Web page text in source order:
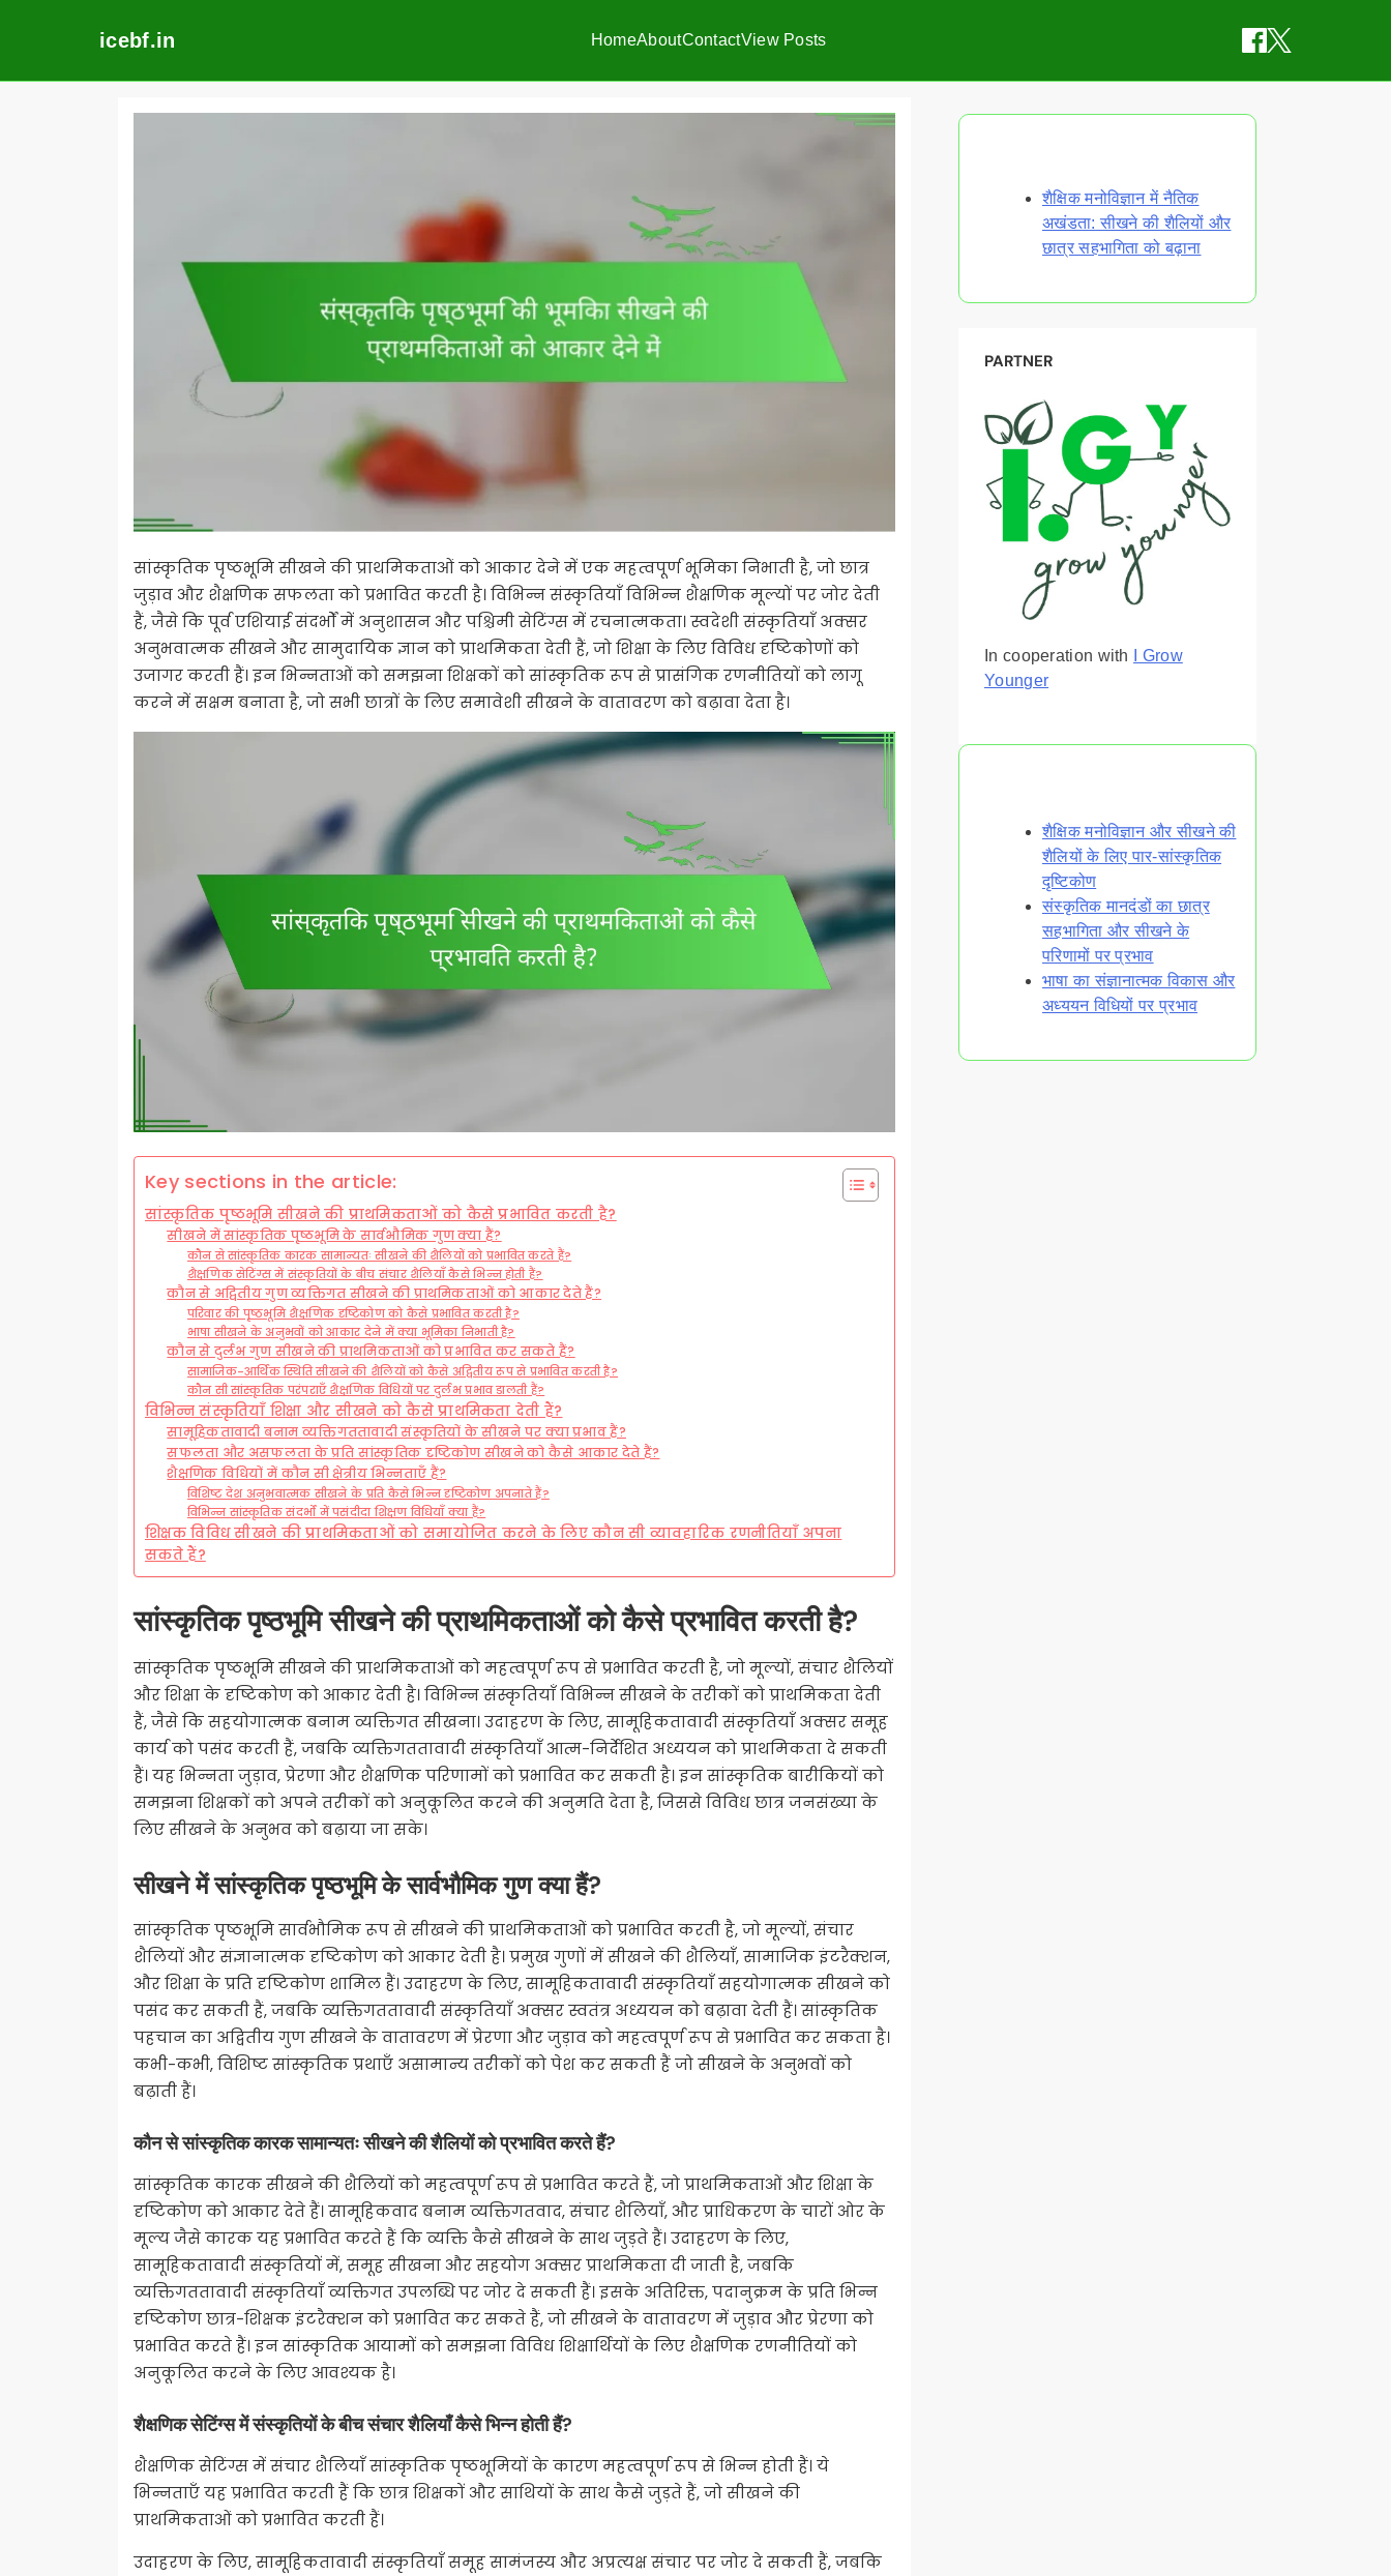
icebf.in HomeAboutContactView Posts
सांस्कृतिक पृष्ठभूमि सीखने की प्राथमिकताओं को आकार देने में एक महत्वपूर्ण भूमिका निभाती है, जो छात्र
जुड़ाव और शैक्षणिक सफलता को प्रभावित करती है। विभिन्न संस्कृतियाँ विभिन्न शैक्षणिक मूल्यों पर जोर देती
हैं, जैसे कि पूर्व एशियाई संदर्भों में अनुशासन और पश्चिमी सेटिंग्स में रचनात्मकता। स्वदेशी संस्कृतियाँ अक्सर
अनुभवात्मक सीखने और सामुदायिक ज्ञान को प्राथमिकता देती हैं, जो शिक्षा के लिए विविध दृष्टिकोणों को
उजागर करती हैं। इन भिन्नताओं को समझना शिक्षकों को सांस्कृतिक रूप से प्रासंगिक रणनीतियों को लागू
करने में सक्षम बनाता है, जो सभी छात्रों के लिए समावेशी सीखने के वातावरण को बढ़ावा देता है।
Key sections in the article:
सांस्कृतिक पृष्ठभूमि सीखने की प्राथमिकताओं को कैसे प्रभावित करती है?
सीखने में सांस्कृतिक पृष्ठभूमि के सार्वभौमिक गुण क्या हैं?
कौन से सांस्कृतिक कारक सामान्यतः सीखने की शैलियों को प्रभावित करते हैं?
शैक्षणिक सेटिंग्स में संस्कृतियों के बीच संचार शैलियाँ कैसे भिन्न होती हैं?
कौन से अद्वितीय गुण व्यक्तिगत सीखने की प्राथमिकताओं को आकार देते हैं?
परिवार की पृष्ठभूमि शैक्षणिक दृष्टिकोण को कैसे प्रभावित करती है?
भाषा सीखने के अनुभवों को आकार देने में क्या भूमिका निभाती है?
कौन से दुर्लभ गुण सीखने की प्राथमिकताओं को प्रभावित कर सकते हैं?
सामाजिक-आर्थिक स्थिति सीखने की शैलियों को कैसे अद्वितीय रूप से प्रभावित करती है?
कौन सी सांस्कृतिक परंपराएँ शैक्षणिक विधियों पर दुर्लभ प्रभाव डालती हैं?
विभिन्न संस्कृतियाँ शिक्षा और सीखने को कैसे प्राथमिकता देती हैं?
सामूहिकतावादी बनाम व्यक्तिगततावादी संस्कृतियों के सीखने पर क्या प्रभाव हैं?
सफलता और असफलता के प्रति सांस्कृतिक दृष्टिकोण सीखने को कैसे आकार देते हैं?
शैक्षणिक विधियों में कौन सी क्षेत्रीय भिन्नताएँ हैं?
विशिष्ट देश अनुभवात्मक सीखने के प्रति कैसे भिन्न दृष्टिकोण अपनाते हैं?
विभिन्न सांस्कृतिक संदर्भों में पसंदीदा शिक्षण विधियाँ क्या हैं?
शिक्षक विविध सीखने की प्राथमिकताओं को समायोजित करने के लिए कौन सी व्यावहारिक रणनीतियाँ अपना
सकते हैं?
सांस्कृतिक पृष्ठभूमि सीखने की प्राथमिकताओं को कैसे प्रभावित करती है?
सांस्कृतिक पृष्ठभूमि सीखने की प्राथमिकताओं को महत्वपूर्ण रूप से प्रभावित करती है, जो मूल्यों, संचार शैलियों
और शिक्षा के दृष्टिकोण को आकार देती है। विभिन्न संस्कृतियाँ विभिन्न सीखने के तरीकों को प्राथमिकता देती
हैं, जैसे कि सहयोगात्मक बनाम व्यक्तिगत सीखना। उदाहरण के लिए, सामूहिकतावादी संस्कृतियाँ अक्सर समूह
कार्य को पसंद करती हैं, जबकि व्यक्तिगततावादी संस्कृतियाँ आत्म-निर्देशित अध्ययन को प्राथमिकता दे सकती
हैं। यह भिन्नता जुड़ाव, प्रेरणा और शैक्षणिक परिणामों को प्रभावित कर सकती है। इन सांस्कृतिक बारीकियों को
समझना शिक्षकों को अपने तरीकों को अनुकूलित करने की अनुमति देता है, जिससे विविध छात्र जनसंख्या के
लिए सीखने के अनुभव को बढ़ाया जा सके।
सीखने में सांस्कृतिक पृष्ठभूमि के सार्वभौमिक गुण क्या हैं?
सांस्कृतिक पृष्ठभूमि सार्वभौमिक रूप से सीखने की प्राथमिकताओं को प्रभावित करती है, जो मूल्यों, संचार
शैलियों और संज्ञानात्मक दृष्टिकोण को आकार देती है। प्रमुख गुणों में सीखने की शैलियाँ, सामाजिक इंटरैक्शन,
और शिक्षा के प्रति दृष्टिकोण शामिल हैं। उदाहरण के लिए, सामूहिकतावादी संस्कृतियाँ सहयोगात्मक सीखने को
पसंद कर सकती हैं, जबकि व्यक्तिगततावादी संस्कृतियाँ अक्सर स्वतंत्र अध्ययन को बढ़ावा देती हैं। सांस्कृतिक
पहचान का अद्वितीय गुण सीखने के वातावरण में प्रेरणा और जुड़ाव को महत्वपूर्ण रूप से प्रभावित कर सकता है।
कभी-कभी, विशिष्ट सांस्कृतिक प्रथाएँ असामान्य तरीकों को पेश कर सकती हैं जो सीखने के अनुभवों को
बढ़ाती हैं।
कौन से सांस्कृतिक कारक सामान्यतः सीखने की शैलियों को प्रभावित करते हैं?
सांस्कृतिक कारक सीखने की शैलियों को महत्वपूर्ण रूप से प्रभावित करते हैं, जो प्राथमिकताओं और शिक्षा के
दृष्टिकोण को आकार देते हैं। सामूहिकवाद बनाम व्यक्तिगतवाद, संचार शैलियाँ, और प्राधिकरण के चारों ओर के
मूल्य जैसे कारक यह प्रभावित करते हैं कि व्यक्ति कैसे सीखने के साथ जुड़ते हैं। उदाहरण के लिए,
सामूहिकतावादी संस्कृतियों में, समूह सीखना और सहयोग अक्सर प्राथमिकता दी जाती है, जबकि
व्यक्तिगततावादी संस्कृतियाँ व्यक्तिगत उपलब्धि पर जोर दे सकती हैं। इसके अतिरिक्त, पदानुक्रम के प्रति भिन्न
दृष्टिकोण छात्र-शिक्षक इंटरैक्शन को प्रभावित कर सकते हैं, जो सीखने के वातावरण में जुड़ाव और प्रेरणा को
प्रभावित करते हैं। इन सांस्कृतिक आयामों को समझना विविध शिक्षार्थियों के लिए शैक्षणिक रणनीतियों को
अनुकूलित करने के लिए आवश्यक है।
शैक्षणिक सेटिंग्स में संस्कृतियों के बीच संचार शैलियाँ कैसे भिन्न होती हैं?
शैक्षणिक सेटिंग्स में संचार शैलियाँ सांस्कृतिक पृष्ठभूमियों के कारण महत्वपूर्ण रूप से भिन्न होती हैं। ये
भिन्नताएँ यह प्रभावित करती हैं कि छात्र शिक्षकों और साथियों के साथ कैसे जुड़ते हैं, जो सीखने की
प्राथमिकताओं को प्रभावित करती हैं।
उदाहरण के लिए, सामूहिकतावादी संस्कृतियाँ समूह सामंजस्य और अप्रत्यक्ष संचार पर जोर दे सकती हैं, जबकि
शैक्षिक मनोविज्ञान में नैतिक
अखंडता: सीखने की शैलियों और
छात्र सहभागिता को बढ़ाना
PARTNER
In cooperation with
I Grow
Younger
शैक्षिक मनोविज्ञान और सीखने की
शैलियों के लिए पार-सांस्कृतिक
दृष्टिकोण
संस्कृतिक मानदंडों का छात्र
सहभागिता और सीखने के
परिणामों पर प्रभाव
भाषा का संज्ञानात्मक विकास और
अध्ययन विधियों पर प्रभाव